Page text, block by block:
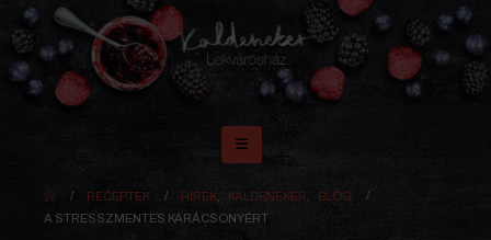
RECEPTEK HÍREK KALDENEKER
BLOG
A STRESSZMENTES KARÁCSONYÉRT